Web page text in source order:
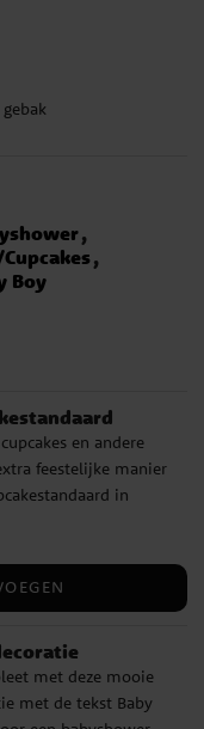
Boy
en andere
feestelijke manier
in
perfect voor een
je een zoete en
decoratief detail
gemakkelijk
mooie manier te
met deze mooie
met de tekst Baby